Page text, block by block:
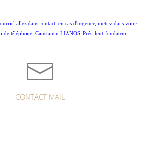
allez dans contact, en cas d'urgence, mettez dans votre
de téléphone. Constantin LIANOS, Président-fondateur.
CONTACT MAIL